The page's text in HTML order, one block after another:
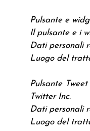
Pulsante e
Il pulsante e i
Dati personali
Luogo del
Pulsante
Twitter Inc.
Dati personali
Luogo del